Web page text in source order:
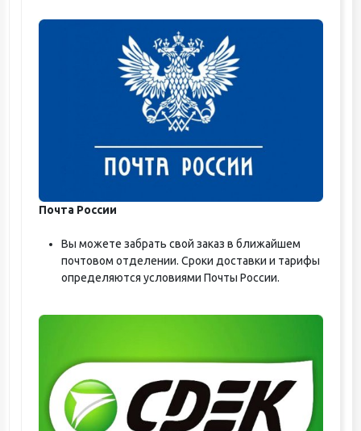
Почта России
Вы можете забрать свой заказ в ближайшем
почтовом отделении. Сроки доставки и тарифы
определяются условиями Почты России.